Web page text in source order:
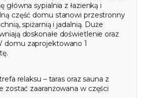
główna sypialnia z łazienką i
część domu stanowi przestronny
spiżarnią i jadalnią. Duże
doskonałe doświetlenie oraz
domu zaprojektowano 1
relaksu – taras oraz sauna z
zostać zaaranżowana w części